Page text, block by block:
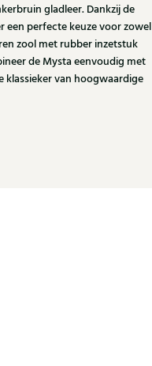
gladleer. Dankzij de
een perfecte keuze voor zowel
zool met rubber inzetstuk
de Mysta eenvoudig met
klassieker van hoogwaardige